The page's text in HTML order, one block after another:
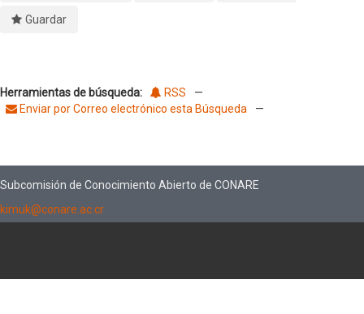
Guardar
Herramientas de búsqueda: RSS
—
Enviar por Correo electrónico esta Búsqueda
—
Subcomisión de Conocimiento Abierto de CONARE
kimuk@conare.ac.cr